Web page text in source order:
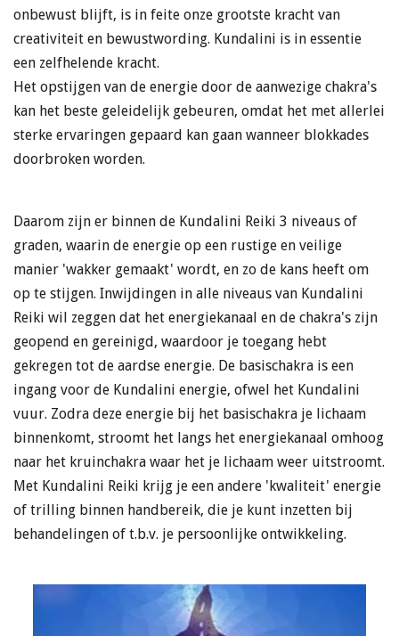
onbewust blijft, is in feite onze grootste kracht van
creativiteit en bewustwording. Kundalini is in essentie
een zelfhelende kracht.
Het opstijgen van de energie door de aanwezige chakra's
kan het beste geleidelijk gebeuren, omdat het met allerlei
sterke ervaringen gepaard kan gaan wanneer blokkades
doorbroken worden.
Daarom zijn er binnen de Kundalini Reiki 3 niveaus of
graden, waarin de energie op een rustige en veilige
manier 'wakker gemaakt' wordt, en zo de kans heeft om
op te stijgen. Inwijdingen in alle niveaus van Kundalini
Reiki wil zeggen dat het energiekanaal en de chakra's zijn
geopend en gereinigd, waardoor je toegang hebt
gekregen tot de aardse energie. De basischakra is een
ingang voor de Kundalini energie, ofwel het Kundalini
vuur. Zodra deze energie bij het basischakra je lichaam
binnenkomt, stroomt het langs het energiekanaal omhoog
naar het kruinchakra waar het je lichaam weer uitstroomt.
Met Kundalini Reiki krijg je een andere 'kwaliteit' energie
of trilling binnen handbereik, die je kunt inzetten bij
behandelingen of t.b.v. je persoonlijke ontwikkeling.